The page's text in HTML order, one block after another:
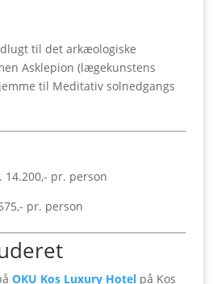
til det arkæologiske
Asklepion (lægekunstens
til Meditativ solnedgangs
14.200,- pr. person
pr. person
OKU Kos Luxury Hotelpå Kos